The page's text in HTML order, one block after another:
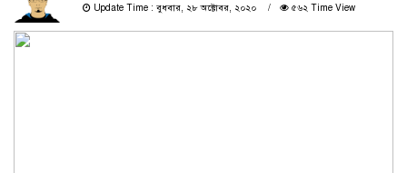
Update Time : বুধবার, ২৮ অক্টোবর, ২০২০
৫৬২ Time View